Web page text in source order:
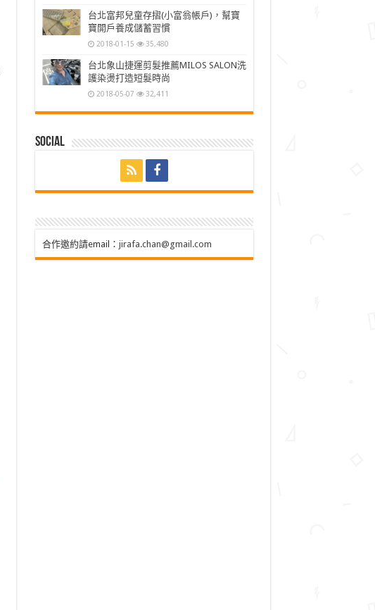
台北富邦兒童存摺(小富翁帳戶)，幫寶
寶開戶養成儲蓄習慣
2018-01-15 35,480
台北象山捷運剪髮推薦MILOS SALON洗
護染燙打造短髮時尚
2018-05-07 32,411
Social
合作邀約請email： jirafa.chan@gmail.com